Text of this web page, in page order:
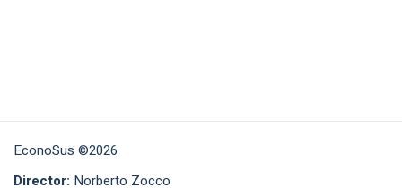
EconoSus ©2026
Director: Norberto Zocco